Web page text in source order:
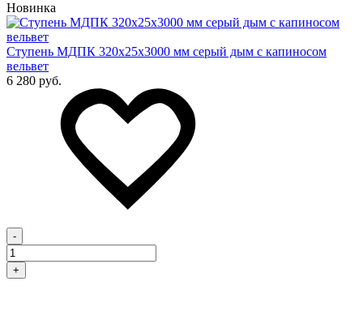
Новинка
Cтупень МДПК 320х25х3000 мм серый дым с капиносом
вельвет
6 280 руб.
-
+